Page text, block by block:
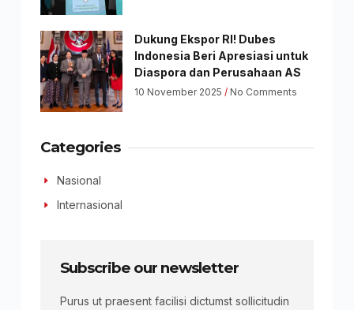
Dukung Ekspor RI! Dubes
Indonesia Beri Apresiasi untuk
Diaspora dan Perusahaan AS
10 November 2025 No Comments
Categories
Nasional
Internasional
Subscribe our newsletter
Purus ut praesent facilisi dictumst sollicitudin